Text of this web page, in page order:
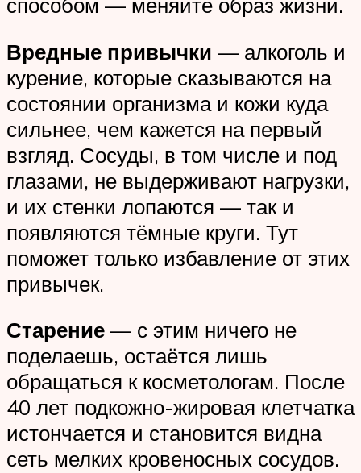
Вредные привычки — алкоголь и
курение, которые сказываются на
состоянии организма и кожи куда
сильнее, чем кажется на первый
взгляд. Сосуды, в том числе и под
глазами, не выдерживают нагрузки,
и их стенки лопаются — так и
появляются тёмные круги. Тут
поможет только избавление от этих
привычек.
Старение — с этим ничего не
поделаешь, остаётся лишь
обращаться к косметологам. После
40 лет подкожно-жировая клетчатка
истончается и становится видна
сеть мелких кровеносных сосудов.